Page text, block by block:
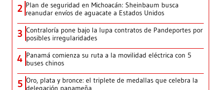
2 Plan de seguridad en Michoacán: Sheinbaum busca
reanudar envíos de aguacate a Estados Unidos
3 Contraloría pone bajo la lupa contratos de Pandeportes por
posibles irregularidades
4 Panamá comienza su ruta a la movilidad eléctrica con 5
buses chinos
5 Oro, plata y bronce: el triplete de medallas que celebra la